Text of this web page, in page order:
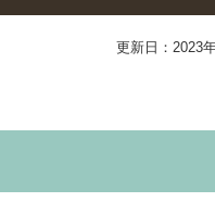
更新日：2023